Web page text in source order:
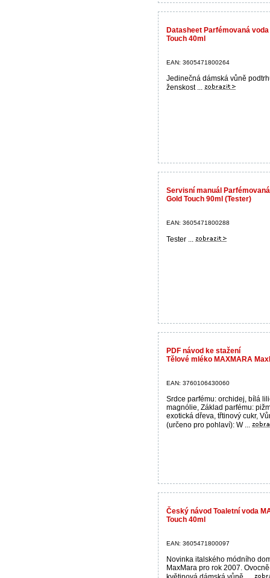
Datasheet Parfémovaná
Touch 40ml
EAN: 3605471800264
Jedinečná dámská vůně
ženskost ...
Servisní manuál
Gold Touch 90ml (Tester)
EAN: 3605471800288
Tester ...
PDF návod ke stažení
Tělové mléko MAXMARA
EAN: 3760106430060
Srdce parfému: orchidej, bílá
magnólie, Základ parfému:
exotická dřeva, třtinový cukr,
(určeno pro pohlaví): W ...
Český návod Toaletní voda
Touch 40ml
EAN: 3605471800097
Novinka italského módního
MaxMara pro rok 2007.